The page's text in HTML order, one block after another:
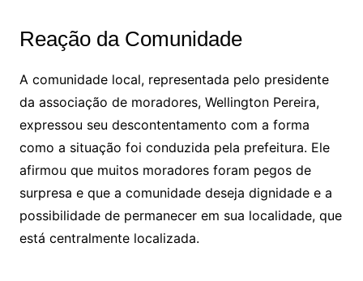
Reação da Comunidade
A comunidade local, representada pelo presidente
da associação de moradores, Wellington Pereira,
expressou seu descontentamento com a forma
como a situação foi conduzida pela prefeitura. Ele
afirmou que muitos moradores foram pegos de
surpresa e que a comunidade deseja dignidade e a
possibilidade de permanecer em sua localidade, que
está centralmente localizada.